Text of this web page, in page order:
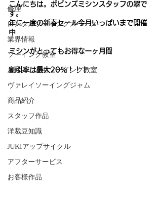
修理
レンタルソーイングスペース
業界情報
ソーイング教室
夏休みこどもソーイング教室
ヴァレイソーイングジャム
商品紹介
スタッフ作品
洋裁豆知識
JUKIアップサイクル
アフターサービス
お客様作品
こんにちは。ボビンズミシンスタッフの翠で
す。
年に一度の新春セール今月いっぱいまで開催
中
ミシンがとってもお得な一ヶ月間
割引率は最大20％！！！